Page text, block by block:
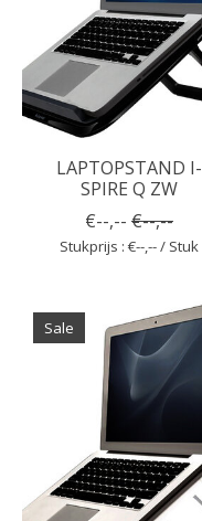
LAPTOPSTAND I-
SPIRE Q ZW
€--,-- €--,--
Stukprijs : €--,-- / Stuk
Sale